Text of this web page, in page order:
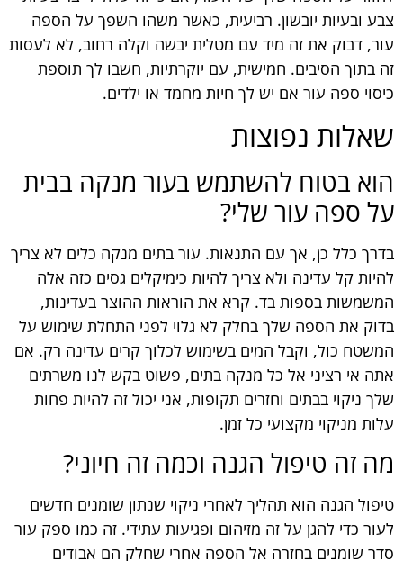
צבע ובעיות יובשון. רביעית, כאשר משהו השפך על הספה
עור, דבוק את זה מיד עם מטלית יבשה וקלה רחוב, לא לעסות
זה בתוך הסיבים. חמישית, עם יוקרתיות, חשבו לך תוספת
כיסוי ספה עור אם יש לך חיות מחמד או ילדים.
שאלות נפוצות
הוא בטוח להשתמש בעור מנקה בבית
על ספה עור שלי?
בדרך כלל כן, אך עם התנאות. עור בתים מנקה כלים לא צריך
להיות קל עדינה ולא צריך להיות כימיקלים גסים כזה אלה
המשמשות בספות בד. קרא את הוראות ההוצר בעדינות,
בדוק את הספה שלך בחלק לא גלוי לפני התחלת שימוש על
המשטח כול, וקבל המים בשימוש לכלוך קרים עדינה רק. אם
אתה אי רציני אל כל מנקה בתים, פשוט בקש לנו משרתים
שלך ניקוי בבתים וחזרים תקופות, אני יכול זה להיות פחות
עלות מניקוי מקצועי כל זמן.
מה זה טיפול הגנה וכמה זה חיוני?
טיפול הגנה הוא תהליך לאחרי ניקוי שנתון שומנים חדשים
לעור כדי להגן על זה מזיהום ופגיעות עתידי. זה כמו ספק עור
סדר שומנים בחזרה אל הספה אחרי שחלק הם אבודים